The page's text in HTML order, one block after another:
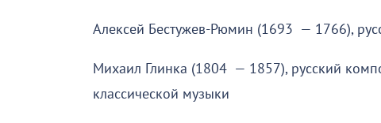
Алексей Бестужев-Рюмин (1693 — 1766),
Михаил Глинка (1804 — 1857), русский
классической музыки